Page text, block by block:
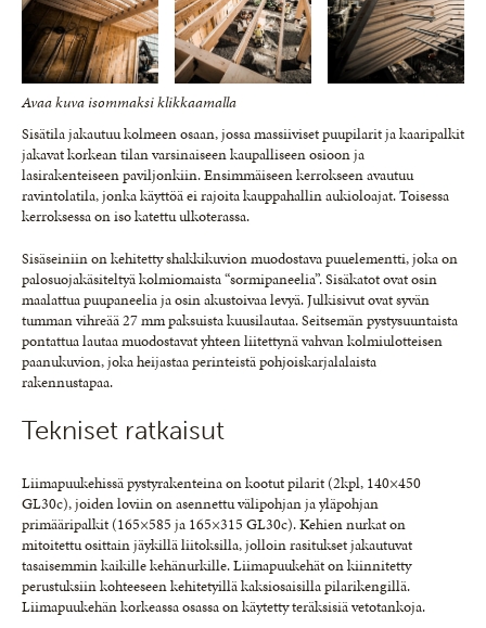
Avaa kuva isommaksi klikkaamalla
Sisätila jakautuu kolmeen osaan, jossa massiiviset puupilarit ja kaaripalkit
jakavat korkean tilan varsinaiseen kaupalliseen osioon ja
lasirakenteiseen paviljonkiin. Ensimmäiseen kerrokseen avautuu
ravintolatila, jonka käyttöä ei rajoita kauppahallin aukioloajat. Toisessa
kerroksessa on iso katettu ulkoterassa.
Sisäseiniin on kehitetty shakkikuvion muodostava puuelementti, joka on
palosuojakäsiteltyä kolmiomaista “sormipaneelia”. Sisäkatot ovat osin
maalattua puupaneelia ja osin akustoivaa levyä. Julkisivut ovat syvän
tumman vihreää 27 mm paksuista kuusilautaa. Seitsemän pystysuuntaista
pontattua lautaa muodostavat yhteen liitettynä vahvan kolmiulotteisen
paanukuvion, joka heijastaa perinteistä pohjoiskarjalalaista
rakennustapaa.
Tekniset ratkaisut
Liimapuukehissä pystyrakenteina on kootut pilarit (2kpl, 140×450
GL30c), joiden loviin on asennettu välipohjan ja yläpohjan
primääripalkit (165×585 ja 165×315 GL30c). Kehien nurkat on
mitoitettu osittain jäykillä liitoksilla, jolloin rasitukset jakautuvat
tasaisemmin kaikille kehänurkille. Liimapuukehät on kiinnitetty
perustuksiin kohteeseen kehitetyillä kaksiosaisilla pilarikengillä.
Liimapuukehän korkeassa osassa on käytetty teräksisiä vetotankoja.